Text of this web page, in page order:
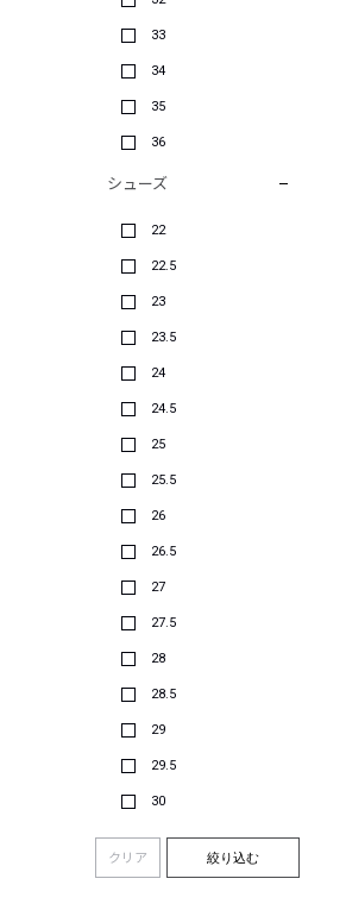
33
34
35
36
シューズ
22
22.5
23
23.5
24
24.5
25
25.5
26
26.5
27
27.5
28
28.5
29
29.5
30
クリア 絞り込む